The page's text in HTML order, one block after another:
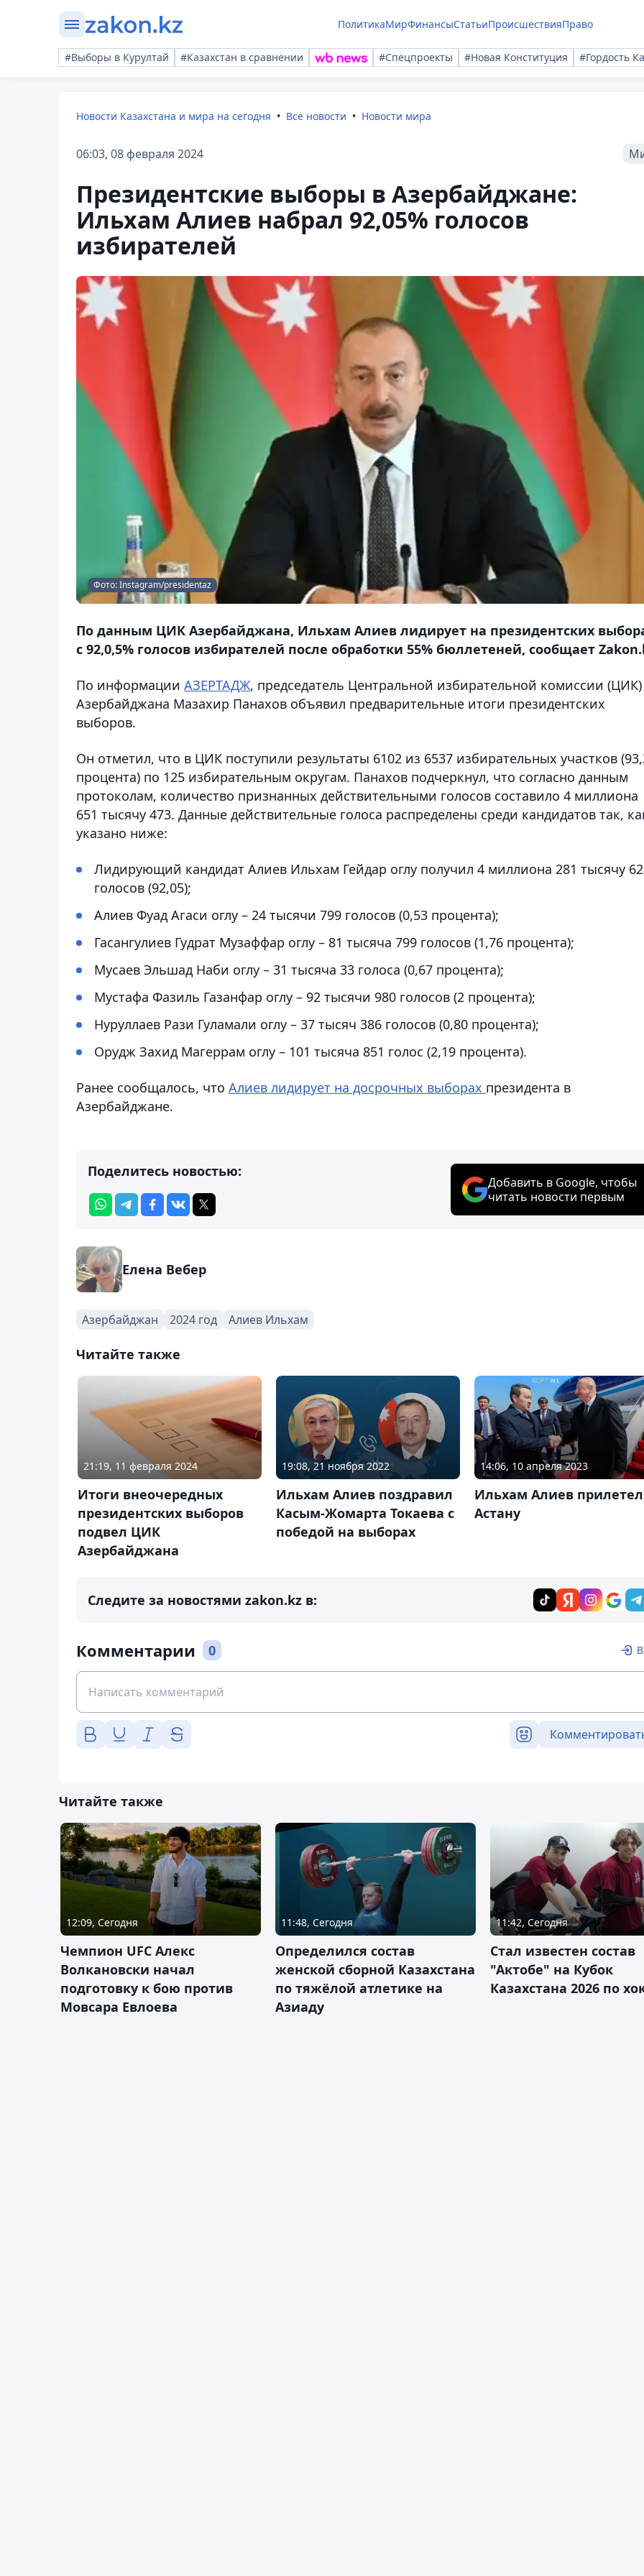
ПолитикаМирФинансыСтатьиПроисшествияПраво
#Выборы в Курултай #Казахстан в сравнении #Спецпроекты #Новая Конституция #Гордость
Новости Казахстана и мира на сегодня Все новости Новости мира
06:03, 08 февраля 2024
Президентские выборы в Азербайджане:
Ильхам Алиев набрал 92,05% голосов
избирателей
Фото: Instagram/presidentaz
По данным ЦИК Азербайджана, Ильхам Алиев лидирует на президентских
с 92,0,5% голосов избирателей после обработки 55% бюллетеней, сообщает
По информации АЗЕРТАДЖ, председатель Центральной избирательной комиссии (ЦИК)
Азербайджана Мазахир Панахов объявил предварительные итоги президентских
выборов.
Он отметил, что в ЦИК поступили результаты 6102 из 6537 избирательных участков
процента) по 125 избирательным округам. Панахов подчеркнул, что согласно данным
протоколам, количество признанных действительными голосов составило 4 миллиона
651 тысячу 473. Данные действительные голоса распределены среди кандидатов так,
указано ниже:
Лидирующий кандидат Алиев Ильхам Гейдар оглу получил 4 миллиона 281 тысячу
голосов (92,05);
Алиев Фуад Агаси оглу – 24 тысячи 799 голосов (0,53 процента);
Гасангулиев Гудрат Музаффар оглу – 81 тысяча 799 голосов (1,76 процента);
Мусаев Эльшад Наби оглу – 31 тысяча 33 голоса (0,67 процента);
Мустафа Фазиль Газанфар оглу – 92 тысячи 980 голосов (2 процента);
Нуруллаев Рази Гуламали оглу – 37 тысяч 386 голосов (0,80 процента);
Орудж Захид Магеррам оглу – 101 тысяча 851 голос (2,19 процента).
Ранее сообщалось, что Алиев лидирует на досрочных выборах президента в
Азербайджане.
Поделитесь новостью:
Добавить в Google, чтобы
читать новости первым
Елена Вебер
Азербайджан 2024 год Алиев Ильхам
Читайте также
21:19, 11 февраля 2024
Итоги внеочередных
президентских выборов
подвел ЦИК
Азербайджана
19:08, 21 ноября 2022
Ильхам Алиев поздравил
Касым-Жомарта Токаева с
победой на выборах
14:06, 10 апреля 2023
Ильхам Алиев
Астану
Следите за новостями zakon.kz в:
Комментарии 0
Читайте также
12:09, Сегодня
Чемпион UFC Алекс
Волкановски начал
подготовку к бою против
Мовсара Евлоева
11:48, Сегодня
Определился состав
женской сборной Казахстана
по тяжёлой атлетике на
Азиаду
11:42, Сегодня
Стал известен состав
"Актобе" на Кубок
Казахстана 2026 по